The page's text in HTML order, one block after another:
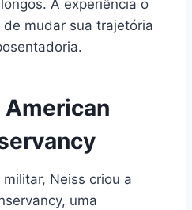
A experiência o
mudar sua trajetória
American
Neiss criou a
uma